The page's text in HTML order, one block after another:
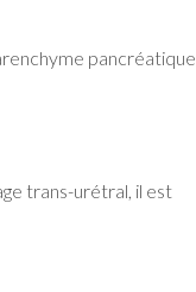
pancréatique
trans-urétral, il est